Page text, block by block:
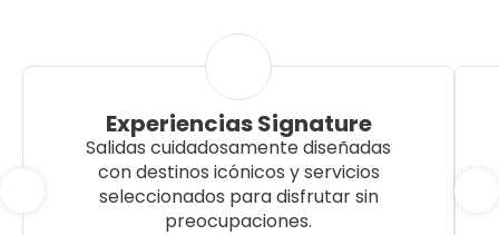
Experiencias Signature
Salidas cuidadosamente diseñadas
con destinos icónicos y servicios
seleccionados para disfrutar sin
preocupaciones.